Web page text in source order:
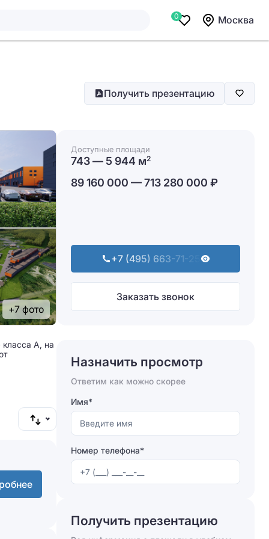
0 Москва
Получить презентацию
+7 фото
Доступные площади
743 — 5 944 м2
89 160 000 — 713 280 000 ₽
+7 (495) 663-71-25
Заказать звонок
A, на
Назначить просмотр
Ответим как можно скорее
Имя*
Номер телефона*
Получить презентацию